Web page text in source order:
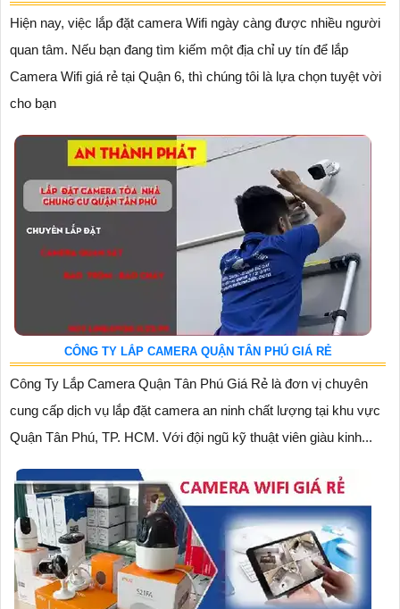
Hiện nay, việc lắp đặt camera Wifi ngày càng được nhiều người
quan tâm. Nếu bạn đang tìm kiếm một địa chỉ uy tín để lắp
Camera Wifi giá rẻ tại Quận 6, thì chúng tôi là lựa chọn tuyệt vời
cho bạn
CÔNG TY LẮP CAMERA QUẬN TÂN PHÚ GIÁ RẺ
Công Ty Lắp Camera Quận Tân Phú Giá Rẻ là đơn vị chuyên
cung cấp dịch vụ lắp đặt camera an ninh chất lượng tại khu vực
Quận Tân Phú, TP. HCM. Với đội ngũ kỹ thuật viên giàu kinh...